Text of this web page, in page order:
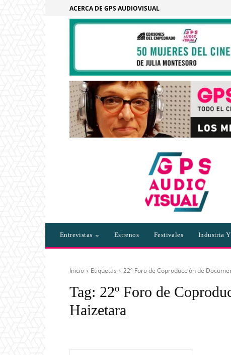
ACERCA DE GPS AUDIOVISUAL
Entrevistas Estrenos Festivales Industria
Inicio Etiquetas 22º Foro de Coproducción de
Tag: 22º Foro de
Haizetara